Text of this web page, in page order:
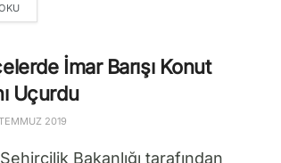
DETAILS
İmar Barışı Konut
Uçurdu
2019
Bakanlığı tarafından